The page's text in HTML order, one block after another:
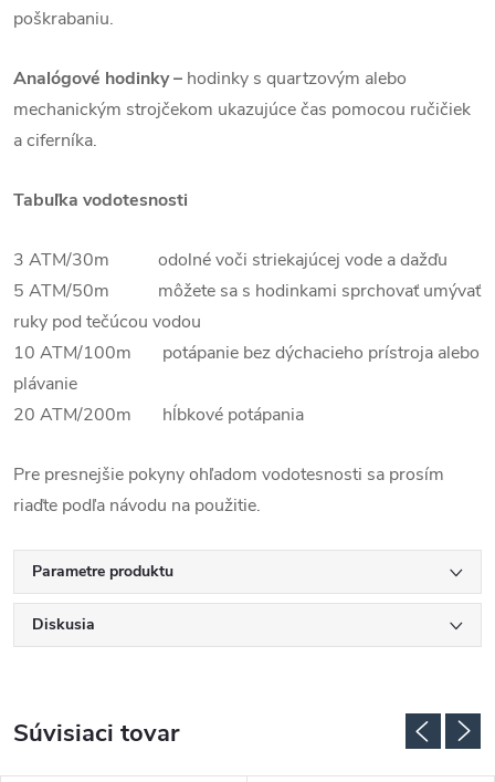
poškrabaniu.
Analógové hodinky – hodinky s quartzovým alebo
mechanickým strojčekom ukazujúce čas pomocou ručičiek
a ciferníka.
Tabuľka vodotesnosti
3 ATM/30m odolné voči striekajúcej vode a dažďu
5 ATM/50m môžete sa s hodinkami sprchovať umývať
ruky pod tečúcou vodou
10 ATM/100m potápanie bez dýchacieho prístroja alebo
plávanie
20 ATM/200m hĺbkové potápania
Pre presnejšie pokyny ohľadom vodotesnosti sa prosím
riaďte podľa návodu na použitie.
Parametre produktu
Diskusia
Súvisiaci tovar